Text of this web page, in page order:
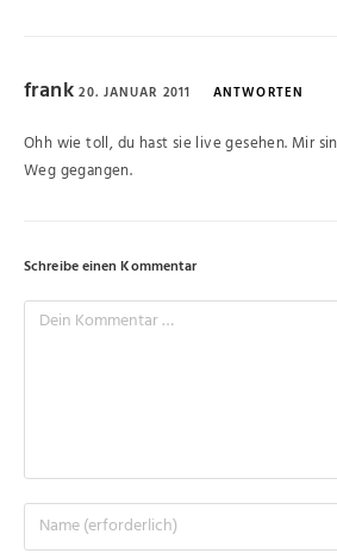
frank 20. JANUAR 2011 ANTWORTEN
Ohh wie toll, du hast sie live gesehen. Mir
Weg gegangen.
Schreibe einen Kommentar